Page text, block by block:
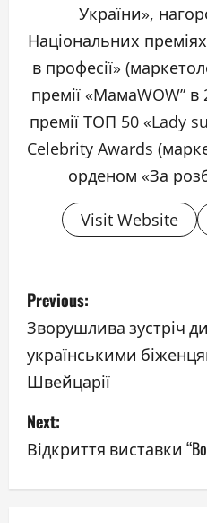
України»,
Національних
в професії»
премії «МамаWOW”
премії ТОП 50 «Lady
Celebrity Awards
орденом «За
Visit Website
P
o
s
t
n
a
Previous:
Зворушлива зустріч
українськими
Швейцарії
Next:
Відкриття виставки